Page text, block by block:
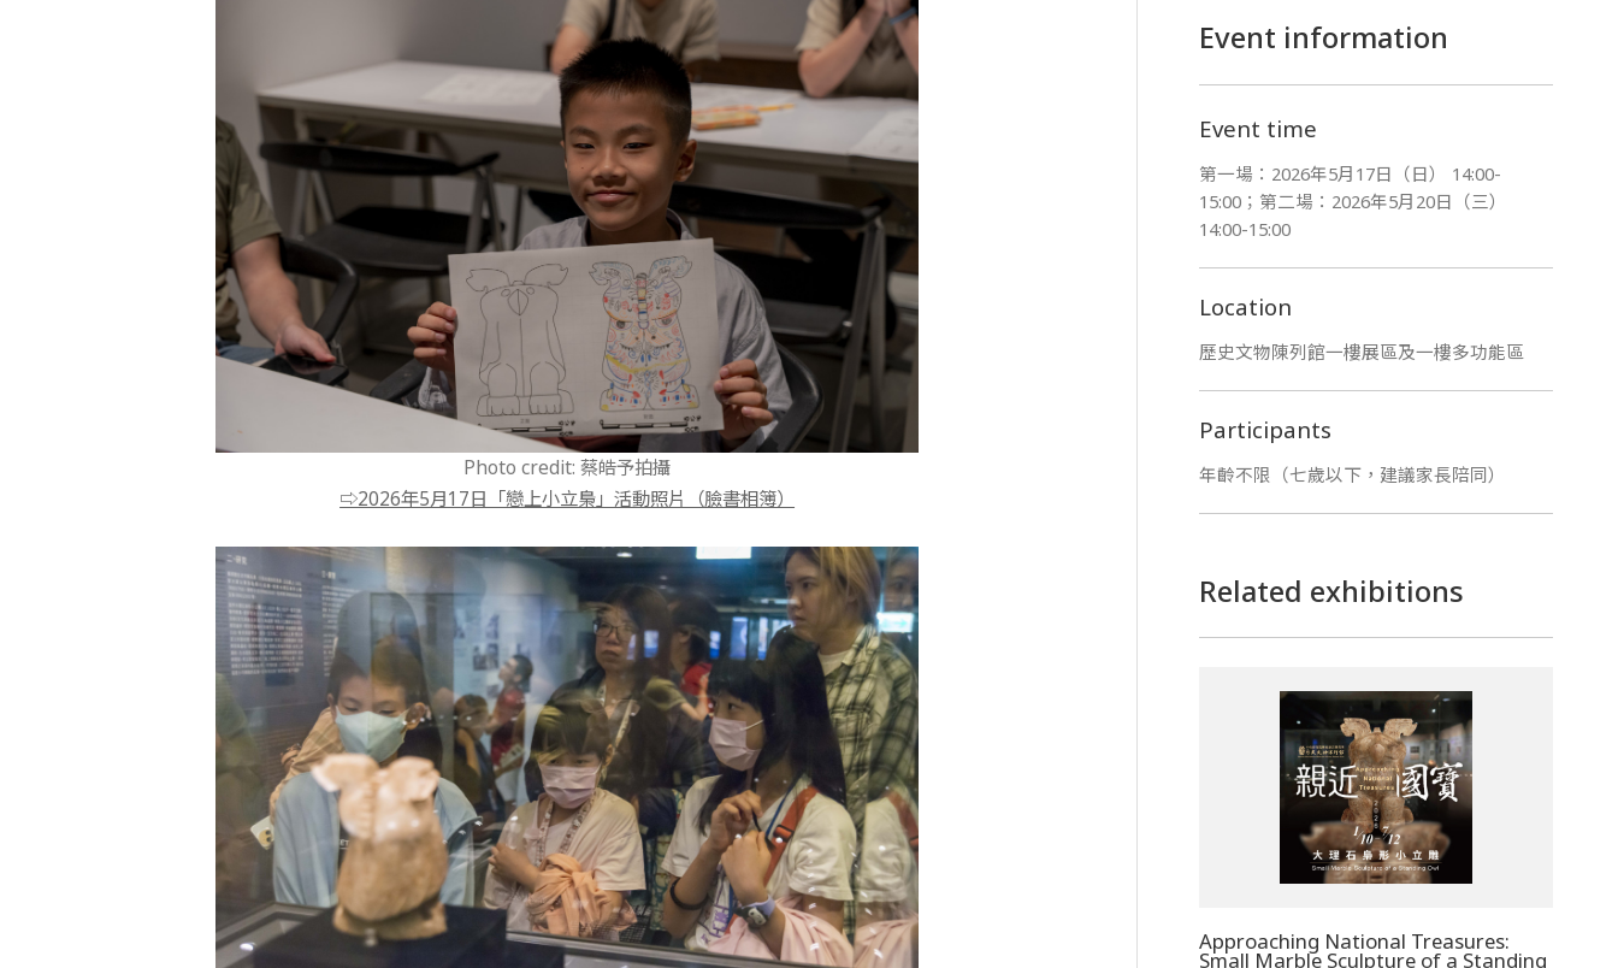
Photo credit: 蔡皓予拍攝
⇨2026年5月17日「戀上小立梟」活動照片（臉書相簿）
Event information
Event time
第一場：2026年5月17日（日） 14:00-
15:00；第二場：2026年5月20日（三）
14:00-15:00
Location
歷史文物陳列館一樓展區及一樓多功能區
Participants
年齡不限（七歲以下，建議家長陪同）
Related exhibitions
Approaching National Treasures:
Small Marble Sculpture of a Standing